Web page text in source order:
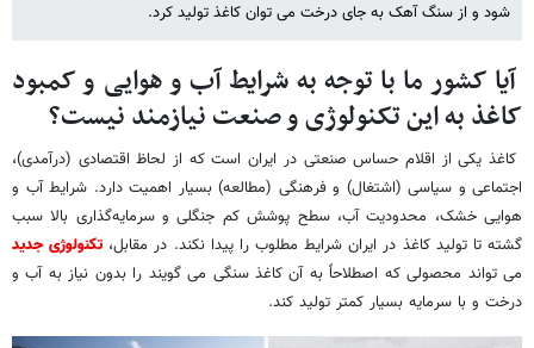
شود و از سنگ آهک به جای درخت می توان کاغذ تولید کرد.
آیا کشور ما با توجه به شرایط آب و هوایی و کمبود
کاغذ به این تکنولوژی و صنعت نیازمند نیست؟
کاغذ یکی از اقلام حساس صنعتی در ایران است که از لحاظ اقتصادی (درآمدی)،
اجتماعی و سیاسی (اشتغال) و فرهنگی (مطالعه) بسیار اهمیت دارد. شرایط آب و
هوایی خشک، محدودیت آب، سطح پوشش کم جنگلی و سرمایه‌گذاری بالا سبب
گشته تا تولید کاغذ در ایران شرایط مطلوب را پیدا نکند. در مقابل، تکنولوژی جدید
می تواند محصولی که اصطلاحاً به آن کاغذ سنگی می گویند را بدون نیاز به آب و
درخت و با سرمایه بسیار کمتر تولید کند.